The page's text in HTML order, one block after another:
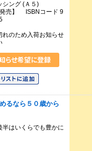
シング (Ａ５)
発売】 ISBNコード 9
れのため入荷お知らせ
るなら５０歳から
半はいくらでも豊かに